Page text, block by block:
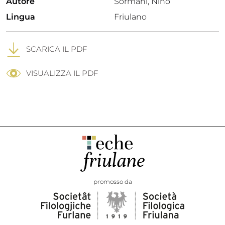
Lingua
Friulano
SCARICA IL PDF
VISUALIZZA IL PDF
promosso da